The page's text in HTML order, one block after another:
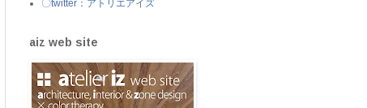
〇twitter：アトリエアイズ
aiz web site